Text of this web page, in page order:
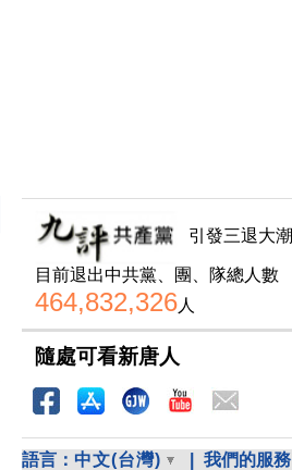
引發三退大潮
目前退出中共黨、團、隊總人數
464,832,326人
隨處可看新唐人
語言： 中文(台灣) 我們的服務